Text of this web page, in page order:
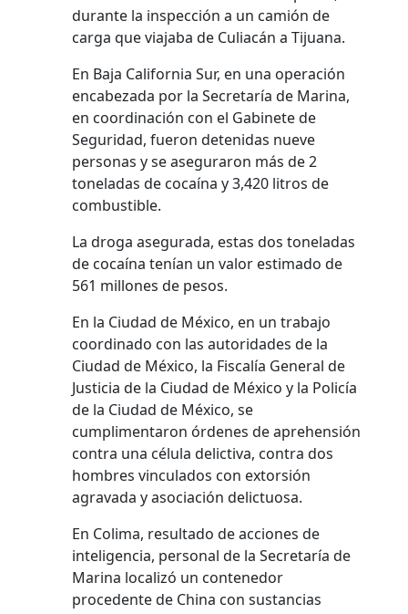
durante la inspección a un camión de
carga que viajaba de Culiacán a Tijuana.
En Baja California Sur, en una operación
encabezada por la Secretaría de Marina,
en coordinación con el Gabinete de
Seguridad, fueron detenidas nueve
personas y se aseguraron más de 2
toneladas de cocaína y 3,420 litros de
combustible.
La droga asegurada, estas dos toneladas
de cocaína tenían un valor estimado de
561 millones de pesos.
En la Ciudad de México, en un trabajo
coordinado con las autoridades de la
Ciudad de México, la Fiscalía General de
Justicia de la Ciudad de México y la Policía
de la Ciudad de México, se
cumplimentaron órdenes de aprehensión
contra una célula delictiva, contra dos
hombres vinculados con extorsión
agravada y asociación delictuosa.
En Colima, resultado de acciones de
inteligencia, personal de la Secretaría de
Marina localizó un contenedor
procedente de China con sustancias